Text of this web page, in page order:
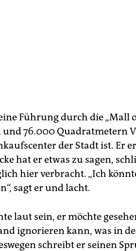
Führung durch die „Mall
und 76.000 Quadratmetern
der Stadt ist. Er
hat er etwas zu sagen,
hier verbracht. „Ich
sagt er und lacht.
laut sein, er möchte
ignorieren kann, was in
schreibt er seinen